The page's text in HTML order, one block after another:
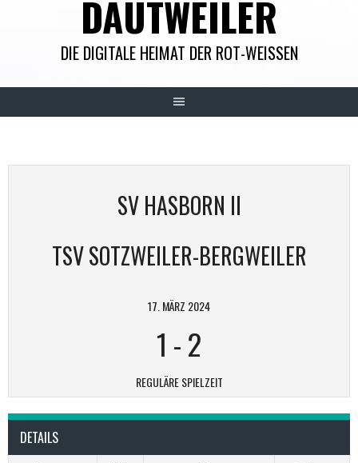
DAUTWEILER
DIE DIGITALE HEIMAT DER ROT-WEISSEN
SV HASBORN II
TSV SOTZWEILER-BERGWEILER
17. MÄRZ 2024
1 -2
REGULÄRE SPIELZEIT
DETAILS